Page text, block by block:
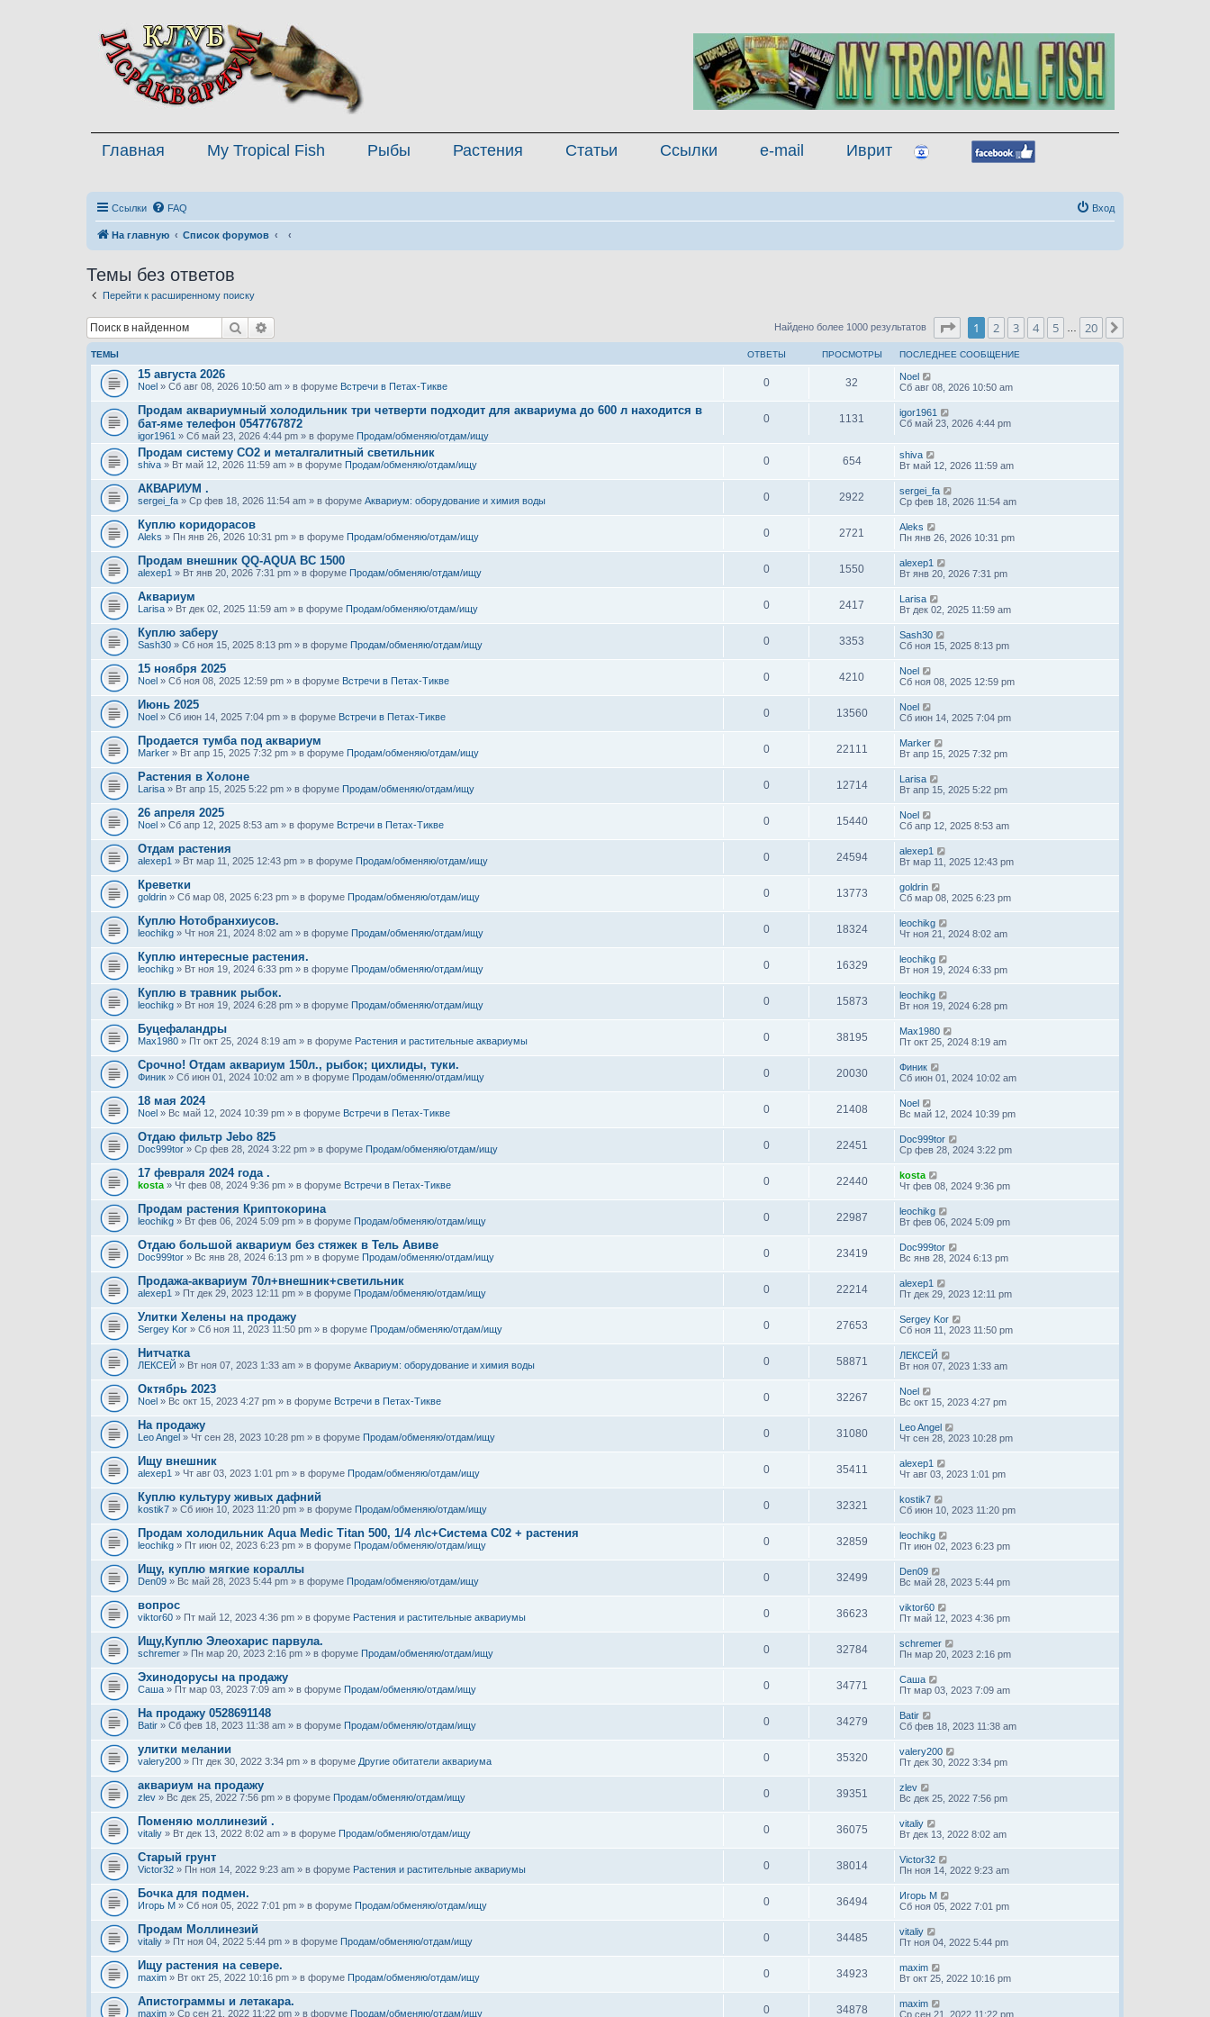
Главная My Tropical Fish Рыбы Растения Статьи Ссылки e-mail Иврит
Ссылки FAQ Вход
На главную Список форумов
Темы без ответов
Перейти к расширенному поиску
Поиск Найдено более 1000 результатов Страница 1 из20
1 2 3 4 5 20
ТЕМЫ ОТВЕТЫ ПРОСМОТРЫ ПОСЛЕДНЕЕ СООБЩЕНИЕ
15 августа 2026
Noel » Сб авг 08, 2026 10:50 am » в форуме Встречи в Петах-Тикве 0 32
Noel
Сб авг 08, 2026 10:50 am
Продам аквариумный холодильник три четверти подходит для аквариума до 600 л находится в
бат-яме телефон 0547767872
igor1961 » Сб май 23, 2026 4:44 pm » в форуме Продам/обменяю/отдам/ищу
0 1131
igor1961
Сб май 23, 2026 4:44 pm
Продам систему СО2 и металгалитный светильник
shiva » Вт май 12, 2026 11:59 am » в форуме Продам/обменяю/отдам/ищу 0 654
shiva
Вт май 12, 2026 11:59 am
АКВАРИУМ .
sergei_fa » Ср фев 18, 2026 11:54 am » в форуме Аквариум: оборудование и химия воды 0 2922
sergei_fa
Ср фев 18, 2026 11:54 am
Куплю коридорасов
Aleks » Пн янв 26, 2026 10:31 pm » в форуме Продам/обменяю/отдам/ищу 0 2721
Aleks
Пн янв 26, 2026 10:31 pm
Продам внешник QQ-AQUA BC 1500
alexep1 » Вт янв 20, 2026 7:31 pm » в форуме Продам/обменяю/отдам/ищу 0 1550
alexep1
Вт янв 20, 2026 7:31 pm
Аквариум
Larisa » Вт дек 02, 2025 11:59 am » в форуме Продам/обменяю/отдам/ищу 0 2417
Larisa
Вт дек 02, 2025 11:59 am
Куплю заберу
Sash30 » Сб ноя 15, 2025 8:13 pm » в форуме Продам/обменяю/отдам/ищу 0 3353
Sash30
Сб ноя 15, 2025 8:13 pm
15 ноября 2025
Noel » Сб ноя 08, 2025 12:59 pm » в форуме Встречи в Петах-Тикве 0 4210
Noel
Сб ноя 08, 2025 12:59 pm
Июнь 2025
Noel » Сб июн 14, 2025 7:04 pm » в форуме Встречи в Петах-Тикве 0 13560
Noel
Сб июн 14, 2025 7:04 pm
Продается тумба под аквариум
Marker » Вт апр 15, 2025 7:32 pm » в форуме Продам/обменяю/отдам/ищу 0 22111
Marker
Вт апр 15, 2025 7:32 pm
Растения в Холоне
Larisa » Вт апр 15, 2025 5:22 pm » в форуме Продам/обменяю/отдам/ищу 0 12714
Larisa
Вт апр 15, 2025 5:22 pm
26 апреля 2025
Noel » Сб апр 12, 2025 8:53 am » в форуме Встречи в Петах-Тикве 0 15440
Noel
Сб апр 12, 2025 8:53 am
Отдам растения
alexep1 » Вт мар 11, 2025 12:43 pm » в форуме Продам/обменяю/отдам/ищу 0 24594
alexep1
Вт мар 11, 2025 12:43 pm
Креветки
goldrin » Сб мар 08, 2025 6:23 pm » в форуме Продам/обменяю/отдам/ищу 0 13773
goldrin
Сб мар 08, 2025 6:23 pm
Куплю Нотобранхиусов.
leochikg » Чт ноя 21, 2024 8:02 am » в форуме Продам/обменяю/отдам/ищу 0 18324
leochikg
Чт ноя 21, 2024 8:02 am
Куплю интересные растения.
leochikg » Вт ноя 19, 2024 6:33 pm » в форуме Продам/обменяю/отдам/ищу 0 16329
leochikg
Вт ноя 19, 2024 6:33 pm
Куплю в травник рыбок.
leochikg » Вт ноя 19, 2024 6:28 pm » в форуме Продам/обменяю/отдам/ищу 0 15873
leochikg
Вт ноя 19, 2024 6:28 pm
Буцефаландры
Max1980 » Пт окт 25, 2024 8:19 am » в форуме Растения и растительные аквариумы 0 38195
Max1980
Пт окт 25, 2024 8:19 am
Срочно! Отдам аквариум 150л., рыбок; цихлиды, туки.
Финик » Сб июн 01, 2024 10:02 am » в форуме Продам/обменяю/отдам/ищу 0 20030
Финик
Сб июн 01, 2024 10:02 am
18 мая 2024
Noel » Вс май 12, 2024 10:39 pm » в форуме Встречи в Петах-Тикве 0 21408
Noel
Вс май 12, 2024 10:39 pm
Отдаю фильтр Jebo 825
Doc999tor » Ср фев 28, 2024 3:22 pm » в форуме Продам/обменяю/отдам/ищу 0 22451
Doc999tor
Ср фев 28, 2024 3:22 pm
17 февраля 2024 года .
kosta » Чт фев 08, 2024 9:36 pm » в форуме Встречи в Петах-Тикве 0 22440
kosta
Чт фев 08, 2024 9:36 pm
Продам растения Криптокорина
leochikg » Вт фев 06, 2024 5:09 pm » в форуме Продам/обменяю/отдам/ищу 0 22987
leochikg
Вт фев 06, 2024 5:09 pm
Отдаю большой аквариум без стяжек в Тель Авиве
Doc999tor » Вс янв 28, 2024 6:13 pm » в форуме Продам/обменяю/отдам/ищу 0 23419
Doc999tor
Вс янв 28, 2024 6:13 pm
Продажа-аквариум 70л+внешник+светильник
alexep1 » Пт дек 29, 2023 12:11 pm » в форуме Продам/обменяю/отдам/ищу 0 22214
alexep1
Пт дек 29, 2023 12:11 pm
Улитки Хелены на продажу
Sergey Kor » Сб ноя 11, 2023 11:50 pm » в форуме Продам/обменяю/отдам/ищу 0 27653
Sergey Kor
Сб ноя 11, 2023 11:50 pm
Нитчатка
ЛЕКСЕЙ » Вт ноя 07, 2023 1:33 am » в форуме Аквариум: оборудование и химия воды 0 58871
ЛЕКСЕЙ
Вт ноя 07, 2023 1:33 am
Октябрь 2023
Noel » Вс окт 15, 2023 4:27 pm » в форуме Встречи в Петах-Тикве 0 32267
Noel
Вс окт 15, 2023 4:27 pm
На продажу
Leo Angel » Чт сен 28, 2023 10:28 pm » в форуме Продам/обменяю/отдам/ищу 0 31080
Leo Angel
Чт сен 28, 2023 10:28 pm
Ищу внешник
alexep1 » Чт авг 03, 2023 1:01 pm » в форуме Продам/обменяю/отдам/ищу 0 35411
alexep1
Чт авг 03, 2023 1:01 pm
Куплю культуру живых дафний
kostik7 » Сб июн 10, 2023 11:20 pm » в форуме Продам/обменяю/отдам/ищу 0 32321
kostik7
Сб июн 10, 2023 11:20 pm
Продам холодильник Aqua Medic Titan 500, 1/4 л\с+Система С02 + растения
leochikg » Пт июн 02, 2023 6:23 pm » в форуме Продам/обменяю/отдам/ищу 0 32859
leochikg
Пт июн 02, 2023 6:23 pm
Ищу, куплю мягкие кораллы
Den09 » Вс май 28, 2023 5:44 pm » в форуме Продам/обменяю/отдам/ищу 0 32499
Den09
Вс май 28, 2023 5:44 pm
вопрос
viktor60 » Пт май 12, 2023 4:36 pm » в форуме Растения и растительные аквариумы 0 36623
viktor60
Пт май 12, 2023 4:36 pm
Ищу,Куплю Элеохарис парвула.
schremer » Пн мар 20, 2023 2:16 pm » в форуме Продам/обменяю/отдам/ищу 0 32784
schremer
Пн мар 20, 2023 2:16 pm
Эхинодорусы на продажу
Саша » Пт мар 03, 2023 7:09 am » в форуме Продам/обменяю/отдам/ищу 0 34771
Саша
Пт мар 03, 2023 7:09 am
На продажу 0528691148
Batir » Сб фев 18, 2023 11:38 am » в форуме Продам/обменяю/отдам/ищу 0 34279
Batir
Сб фев 18, 2023 11:38 am
улитки мелании
valery200 » Пт дек 30, 2022 3:34 pm » в форуме Другие обитатели аквариума 0 35320
valery200
Пт дек 30, 2022 3:34 pm
аквариум на продажу
zlev » Вс дек 25, 2022 7:56 pm » в форуме Продам/обменяю/отдам/ищу 0 39351
zlev
Вс дек 25, 2022 7:56 pm
Поменяю моллинезий .
vitaliy » Вт дек 13, 2022 8:02 am » в форуме Продам/обменяю/отдам/ищу 0 36075
vitaliy
Вт дек 13, 2022 8:02 am
Старый грунт
Victor32 » Пн ноя 14, 2022 9:23 am » в форуме Растения и растительные аквариумы 0 38014
Victor32
Пн ноя 14, 2022 9:23 am
Бочка для подмен.
Игорь М » Сб ноя 05, 2022 7:01 pm » в форуме Продам/обменяю/отдам/ищу 0 36494
Игорь М
Сб ноя 05, 2022 7:01 pm
Продам Моллинезий
vitaliy » Пт ноя 04, 2022 5:44 pm » в форуме Продам/обменяю/отдам/ищу 0 34485
vitaliy
Пт ноя 04, 2022 5:44 pm
Ищу растения на севере.
maxim » Вт окт 25, 2022 10:16 pm » в форуме Продам/обменяю/отдам/ищу 0 34923
maxim
Вт окт 25, 2022 10:16 pm
Апистограммы и летакара.
maxim » Ср сен 21, 2022 11:22 pm » в форуме Продам/обменяю/отдам/ищу 0 34878
maxim
Ср сен 21, 2022 11:22 pm